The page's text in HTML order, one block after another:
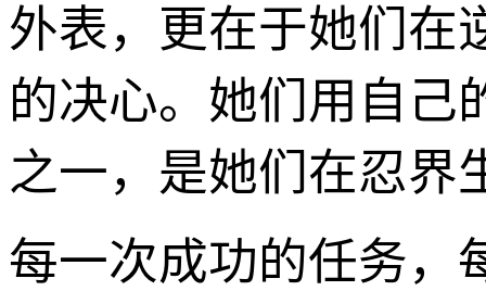
外表，更在于她们在
的决心。她们用自己
之一，是她们在忍界
每一次成功的任务，